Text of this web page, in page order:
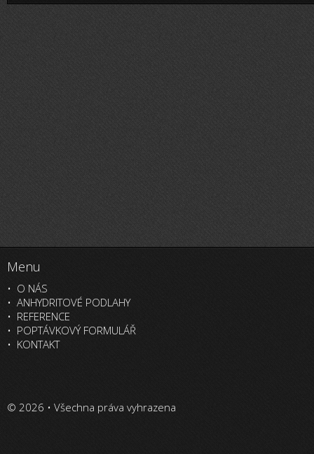
Menu
O NÁS
ANHYDRITOVÉ PODLAHY
REFERENCE
POPTÁVKOVÝ FORMULÁŘ
KONTAKT
© 2026 • Všechna práva vyhrazena